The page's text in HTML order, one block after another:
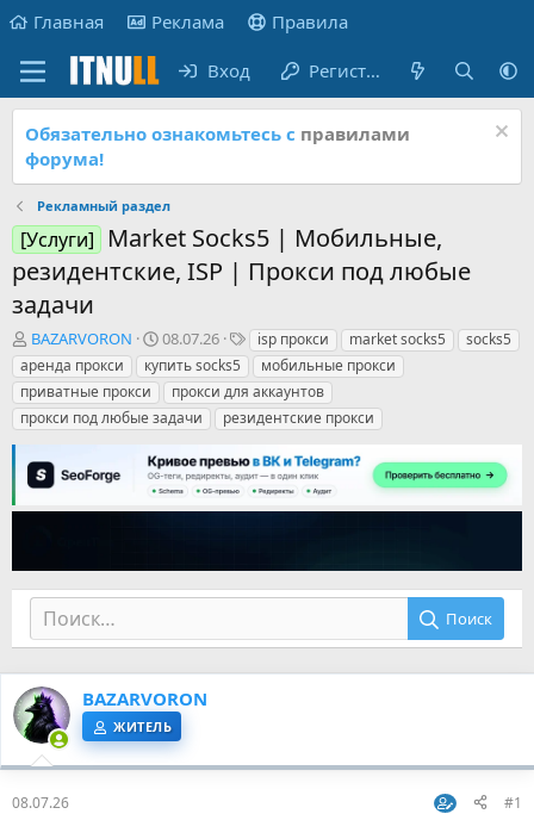
Главная Реклама Правила
Вход Регистрация
Обязательно ознакомьтесь с правилами
форума!
Рекламный раздел
[Услуги]
Market Socks5 | Мобильные,
резидентские, ISP | Прокси под любые
задачи
А
в
т
о
р
е
м
ы
BAZARVORON
Д
а
т
а
н
ч
а
л
08.07.26
Т
е
г
и
isp прокси market socks5
socks5
аренда прокси
купить socks5
мобильные прокси
приватные прокси
прокси для аккаунтов
прокси под любые задачи
резидентские прокси
Поиск
BAZARVORON
ЖИТЕЛЬ
08.07.26 #1